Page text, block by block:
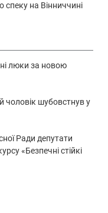
на Вінниччині
люки за новою
чоловік шубовстнув у
Ради депутати
«Безпечні стійкі